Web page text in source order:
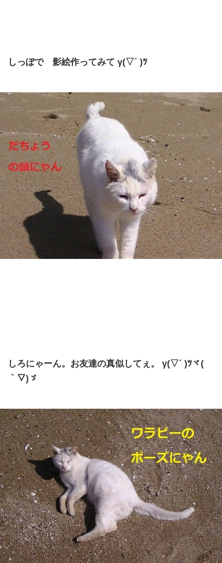
しっぽで 影絵作ってみて γ(▽´ )ﾂ
しろにゃーん。お友達の真似してぇ。 γ(▽´ )ﾂヾ(
｀▽)ゞ